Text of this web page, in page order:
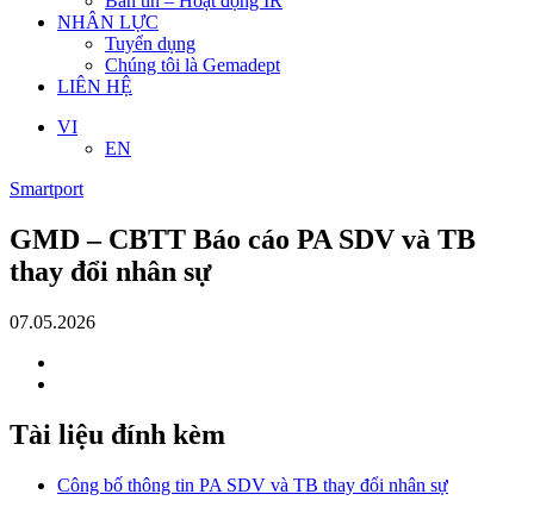
NHÂN LỰC
Tuyển dụng
Chúng tôi là Gemadept
LIÊN HỆ
VI
EN
Smartport
GMD – CBTT Báo cáo PA SDV và TB
thay đổi nhân sự
07.05.2026
Tài liệu đính kèm
Công bố thông tin PA SDV và TB thay đổi nhân sự